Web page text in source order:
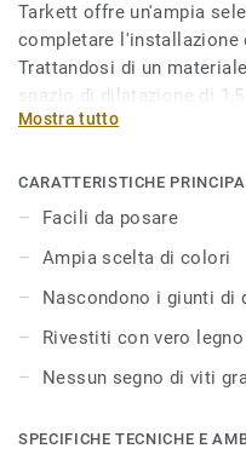
Tarkett offre un'ampia
completare l'installazione
Trattandosi di un
spazio di dilatazione di
pavimento o di 8-10 mm
coperto utilizzando
essere installati con
battiscopa Clipstar
un'ampia varietà di colori.
estremamente facile da
Il legno è un materiale
verificarsi variazioni di
Mostra tutto
CARATTERISTICHE
Facili da posare
Ampia scelta di colori
Nascondono i giunti di
Rivestiti con vero
Nessun segno di viti
SPECIFICHE TECNICHE E